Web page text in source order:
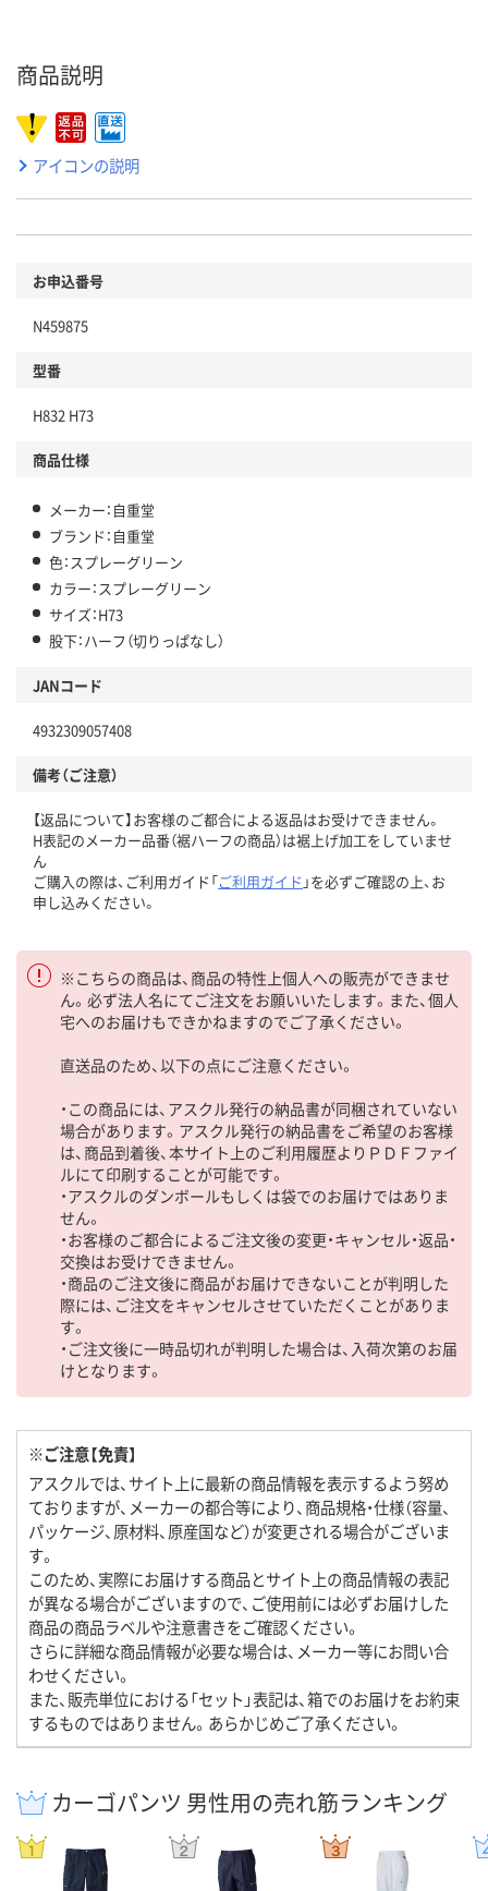
商品説明
アイコンの説明
お申込番号
N459875
型番
H832 H73
商品仕様
メーカー：自重堂
ブランド：自重堂
色：スプレーグリーン
カラー：スプレーグリーン
サイズ：H73
股下：ハーフ（切りっぱなし）
JANコード
4932309057408
備考（ご注意）
【返品について】お客様のご都合による返品はお受けできません。
H表記のメーカー品番（裾ハーフの商品）は裾上げ加工をしていませ
ん
ご購入の際は、ご利用ガイド「ご利用ガイド 」を必ずご確認の上、お
申し込みください。
※こちらの商品は、商品の特性上個人への販売ができませ
ん。必ず法人名にてご注文をお願いいたします。また、個人
宅へのお届けもできかねますのでご了承ください。
直送品のため、以下の点にご注意ください。
・この商品には、アスクル発行の納品書が同梱されていない
場合があります。アスクル発行の納品書をご希望のお客様
は、商品到着後、本サイト上のご利用履歴よりＰＤＦファイ
ルにて印刷することが可能です。
・アスクルのダンボールもしくは袋でのお届けではありま
せん。
・お客様のご都合によるご注文後の変更・キャンセル・返品・
交換はお受けできません。
・商品のご注文後に商品がお届けできないことが判明した
際には、ご注文をキャンセルさせていただくことがありま
す。
・ご注文後に一時品切れが判明した場合は、入荷次第のお届
けとなります。
※ご注意【免責】
アスクルでは、サイト上に最新の商品情報を表示するよう努め
ておりますが、メーカーの都合等により、商品規格・仕様（容量、
パッケージ、原材料、原産国など）が変更される場合がございま
す。
このため、実際にお届けする商品とサイト上の商品情報の表記
が異なる場合がございますので、ご使用前には必ずお届けした
商品の商品ラベルや注意書きをご確認ください。
さらに詳細な商品情報が必要な場合は、メーカー等にお問い合
わせください。
また、販売単位における「セット」表記は、箱でのお届けをお約束
するものではありません。あらかじめご了承ください。
カーゴパンツ 男性用の売れ筋ランキング